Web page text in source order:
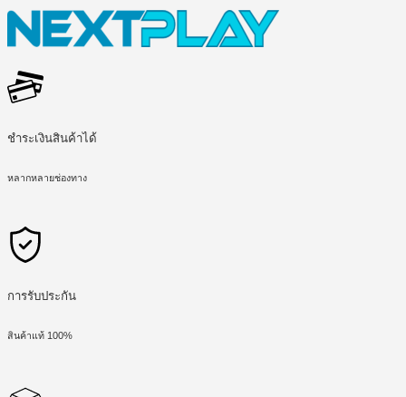
ชำระเงินสินค้าได้
หลากหลายช่องทาง
การรับประกัน
สินค้าแท้ 100%